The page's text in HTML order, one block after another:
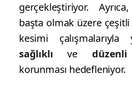
gerçekleştiriyor.
başta olmak üzere
kesimi çalışmalarıyla
sağlıklı ve
korunması hedefleniyor.